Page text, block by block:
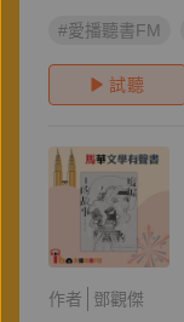
#愛播聽書FM
試聽
作者
鄧觀傑